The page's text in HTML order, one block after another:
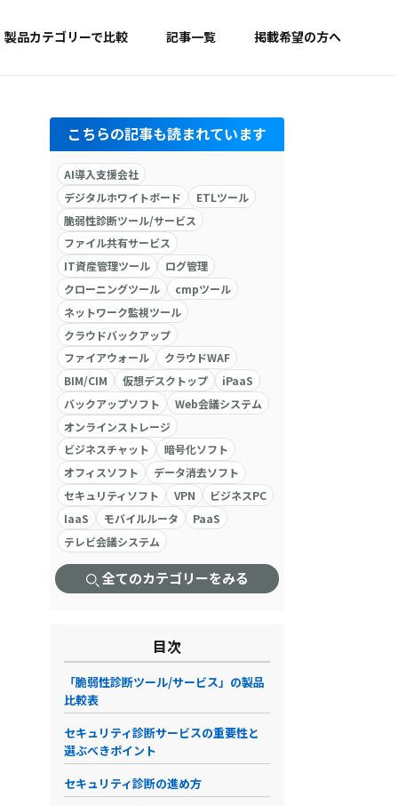
製品カテゴリーで比較 記事一覧 掲載希望の方へ
こちらの記事も読まれています
AI導入支援会社
デジタルホワイトボード
ETLツール
脆弱性診断ツール/サービス
ファイル共有サービス
IT資産管理ツール
ログ管理
クローニングツール
cmpツール
ネットワーク監視ツール
クラウドバックアップ
ファイアウォール
クラウドWAF
BIM/CIM
仮想デスクトップ
iPaaS
バックアップソフト
Web会議システム
オンラインストレージ
ビジネスチャット
暗号化ソフト
オフィスソフト
データ消去ソフト
セキュリティソフト
VPN
ビジネスPC
IaaS
モバイルルータ
PaaS
テレビ会議システム
全てのカテゴリーをみる
目次
「脆弱性診断ツール/サービス」の製品
比較表
セキュリティ診断サービスの重要性と
選ぶべきポイント
セキュリティ診断の進め方